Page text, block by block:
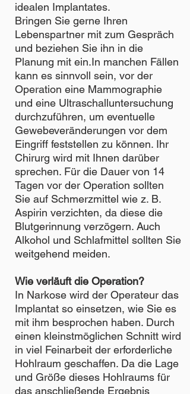
idealen Implantates.
Bringen Sie gerne Ihren
Lebenspartner mit zum Gespräch
und beziehen Sie ihn in die
Planung mit ein.In manchen Fällen
kann es sinnvoll sein, vor der
Operation eine Mammographie
und eine Ultraschalluntersuchung
durchzuführen, um eventuelle
Gewebeveränderungen vor dem
Eingriff feststellen zu können. Ihr
Chirurg wird mit Ihnen darüber
sprechen. Für die Dauer von 14
Tagen vor der Operation sollten
Sie auf Schmerzmittel wie z. B.
Aspirin verzichten, da diese die
Blutgerinnung verzögern. Auch
Alkohol und Schlafmittel sollten Sie
weitgehend meiden.
Wie verläuft die Operation?
In Narkose wird der Operateur das
Implantat so einsetzen, wie Sie es
mit ihm besprochen haben. Durch
einen kleinstmöglichen Schnitt wird
in viel Feinarbeit der erforderliche
Hohlraum geschaffen. Da die Lage
und Größe dieses Hohlraums für
das anschließende Ergebnis